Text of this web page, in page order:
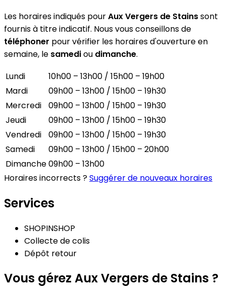
Les horaires indiqués pourAux Vergers de Stainssont
fournis à titre indicatif. Nous vous conseillons de
téléphoner pour vérifier les horaires d'ouverture en
semaine, le samediou dimanche.
Lundi
10h00 – 13h00 / 15h00 – 19h00
Mardi
09h00 – 13h00 / 15h00 – 19h30
Mercredi
09h00 – 13h00 / 15h00 – 19h30
Jeudi
09h00 – 13h00 / 15h00 – 19h30
Vendredi
09h00 – 13h00 / 15h00 – 19h30
Samedi
09h00 – 13h00 / 15h00 – 20h00
Dimanche09h00 – 13h00
Horaires incorrects ?Suggérer de nouveaux horaires
Services
SHOPINSHOP
Collecte de colis
Dépôt retour
Vous gérez Aux Vergers de Stains ?